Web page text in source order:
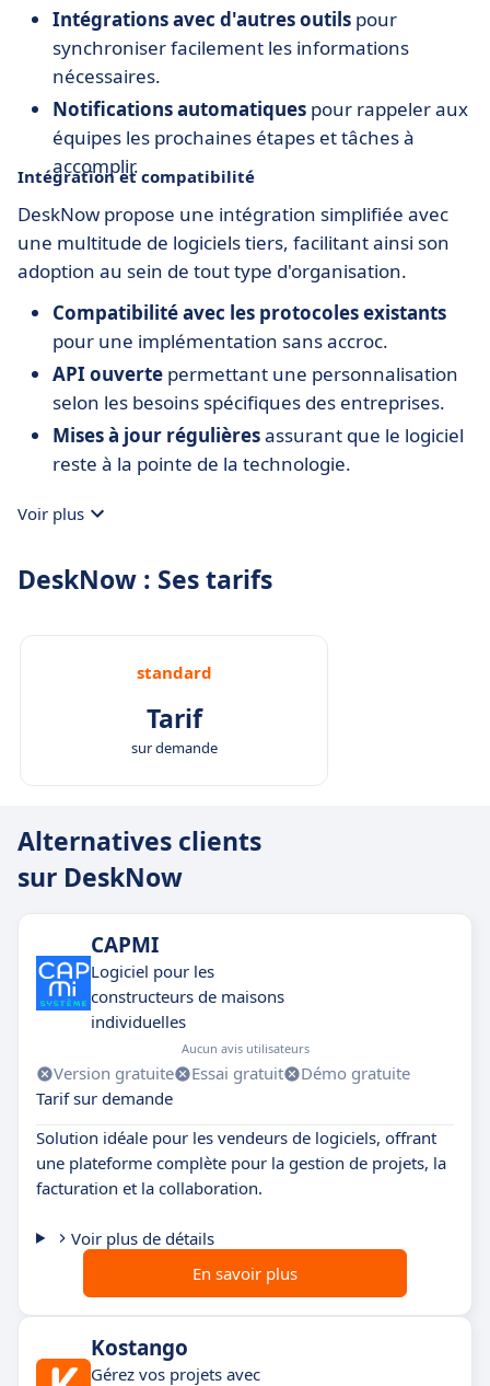
Intégrations avec d'autres outils pour
synchroniser facilement les informations
nécessaires.
Notifications automatiques pour rappeler aux
équipes les prochaines étapes et tâches à
accomplir.
Intégration et compatibilité
DeskNow propose une intégration simplifiée avec
une multitude de logiciels tiers, facilitant ainsi son
adoption au sein de tout type d'organisation.
Compatibilité avec les protocoles existants
pour une implémentation sans accroc.
API ouverte permettant une personnalisation
selon les besoins spécifiques des entreprises.
Mises à jour régulièresassurant que le logiciel
reste à la pointe de la technologie.
Voir plus
DeskNow : Ses tarifs
standard
Tarif
sur demande
Alternatives clients
sur DeskNow
CAPMI
Logiciel pour les
constructeurs de maisons
individuelles
Aucun avis utilisateurs
Version gratuite Essai gratuit
Démo gratuite
Tarif sur demande
Solution idéale pour les vendeurs de logiciels, offrant
une plateforme complète pour la gestion de projets, la
facturation et la collaboration.
Voir plus de détails
En savoir plus
Kostango
Gérez vos projets avec